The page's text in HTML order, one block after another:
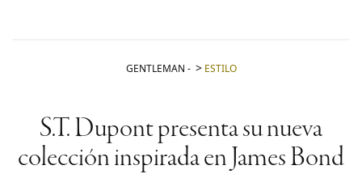
GENTLEMAN - ESTILO
S.T. Dupont presenta su nueva
colección inspirada en James Bond